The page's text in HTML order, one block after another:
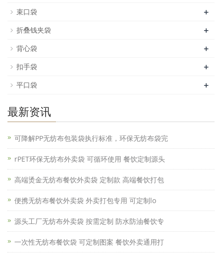
束口袋 +
折叠钱夹袋 +
背心袋 +
扣手袋 +
平口袋 +
最新资讯
可降解PP无纺布包装袋执行标准，环保无纺布袋完
rPET环保无纺布外卖袋 可循环使用 餐饮定制源头
高端烫金无纺布餐饮外卖袋 定制款 高端餐饮打包
便携无纺布餐饮外卖袋 外卖打包专用 可定制lo
源头工厂无纺布外卖袋 按需定制 防水防油餐饮专
一次性无纺布餐饮袋 可定制图案 餐饮外卖通用打